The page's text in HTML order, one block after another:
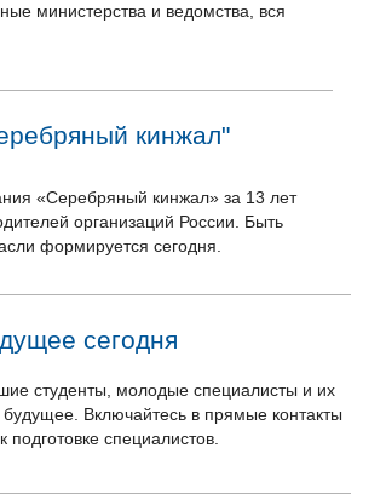
министерства и ведомства, вся
кинжал"
«Серебряный кинжал» за 13 лет
организаций России. Быть
формируется сегодня.
сегодня
студенты, молодые специалисты и их
Включайтесь в прямые контакты
специалистов.